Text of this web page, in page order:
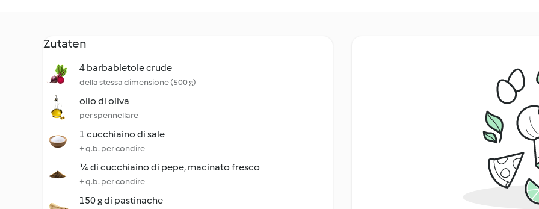
Zutaten
4 barbabietole crude
della stessa dimensione (500 g)
olio di oliva
per spennellare
1 cucchiaino di sale
+ q.b. per condire
¼ di cucchiaino di pepe, macinato fresco
+ q.b. per condire
150 g di pastinache